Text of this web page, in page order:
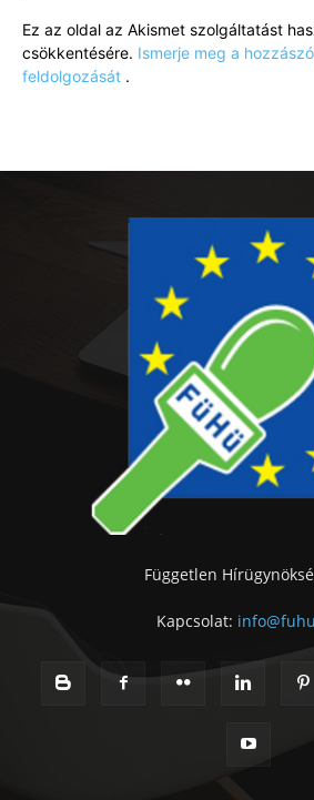
Ez az oldal az Akismet szolgáltatást
csökkentésére. Ismerje meg a
feldolgozását .
Független
Kapcsolat: